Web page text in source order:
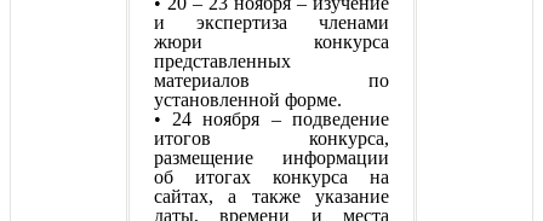
и экспертиза членами
жюри конкурса
представленных
материалов по
установленной форме.
• 24 ноября – подведение
итогов конкурса,
размещение информации
об итогах конкурса на
сайтах, а также указание
даты, времени и места